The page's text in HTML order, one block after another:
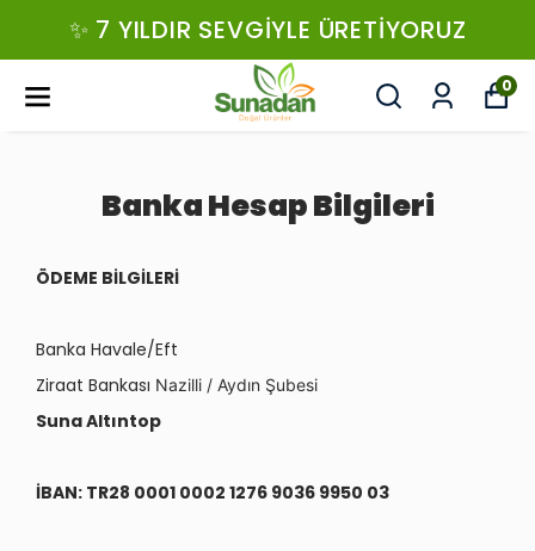
✨ 7 YILDIR SEVGIYLE ÜRETIYORUZ
0
Banka Hesap Bilgileri
ÖDEME BİLGİLERİ
Banka Havale/Eft
Ziraat Bankası Nazilli / Aydın Şubesi
Suna Altıntop
İBAN: TR28 0001 0002 1276 9036 9950 03